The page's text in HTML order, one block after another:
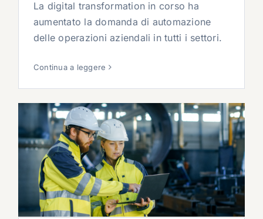
La digital transformation in corso ha
aumentato la domanda di automazione
delle operazioni aziendali in tutti i settori.
Continua a leggere